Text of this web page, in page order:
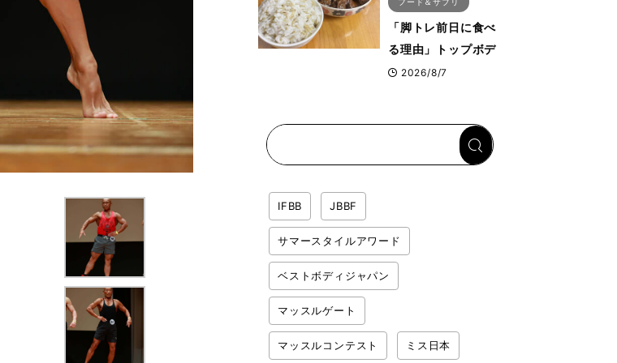
「脚トレ前日に食べ
る理由」トップボデ
ィビルダーが愛用す
2026/8/7
IFBB JBBF
サマースタイルアワード
ベストボディジャパン
マッスルゲート
マッスルコンテスト ミス日本